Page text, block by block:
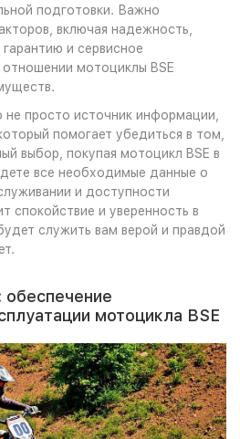
подготовки. Важно
включая надежность,
и сервисное
мотоциклы BSE
не просто источник информации,
помогает убедиться в том,
выбор, покупая мотоцикл BSE в
все необходимые данные о
и доступности
спокойствие и уверенность в
служить вам верой и правдой
обеспечение
мотоцикла BSE